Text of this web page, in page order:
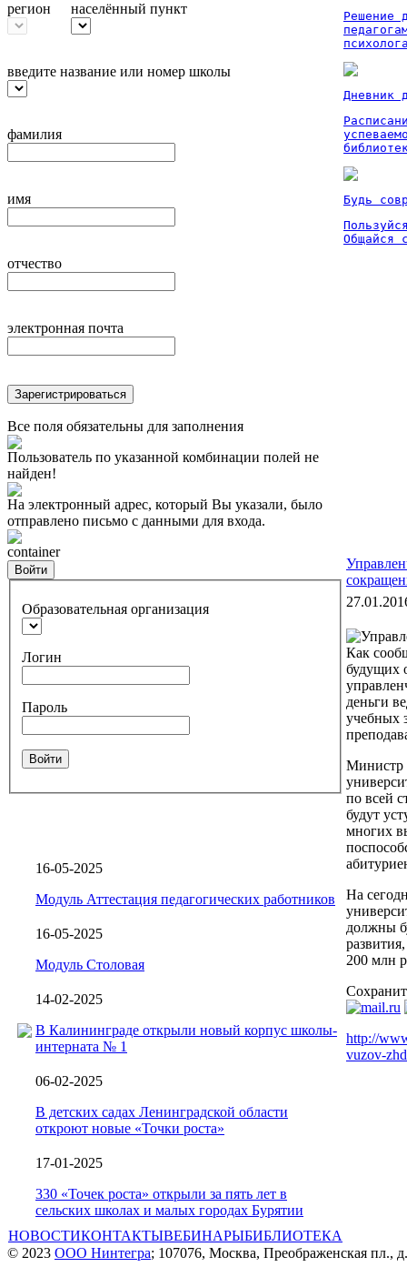
регион населённый пункт
введите название или номер школы
фамилия
имя
отчество
электронная почта
Зарегистрироваться
Все поля обязательны для заполнения
Пользователь по указанной комбинации полей не
найден!
На электронный адрес, который Вы указали, было
отправлено письмо с данными для входа.
container
Войти
Образовательная организация
Логин
Пароль
Войти
16-05-2025
Модуль Аттестация педагогических работников
16-05-2025
Модуль Столовая
14-02-2025
В Калининграде открыли новый корпус школы-
интерната № 1
06-02-2025
В детских садах Ленинградской области
откроют новые «Точки роста»
17-01-2025
330 «Точек роста» открыли за пять лет в
сельских школах и малых городах Бурятии
Решение
Дневник
Будь
Общайся
Как
будущих
деньги
учебных
Министр
по всей
будут
многих
На
должны
200 млн
http://
vuzov-
НОВОСТИКОНТАКТЫВЕБИНАРЫБИБЛИОТЕКА
© 2023 ООО Нинтегра; 107076, Москва, Преображенская пл.,